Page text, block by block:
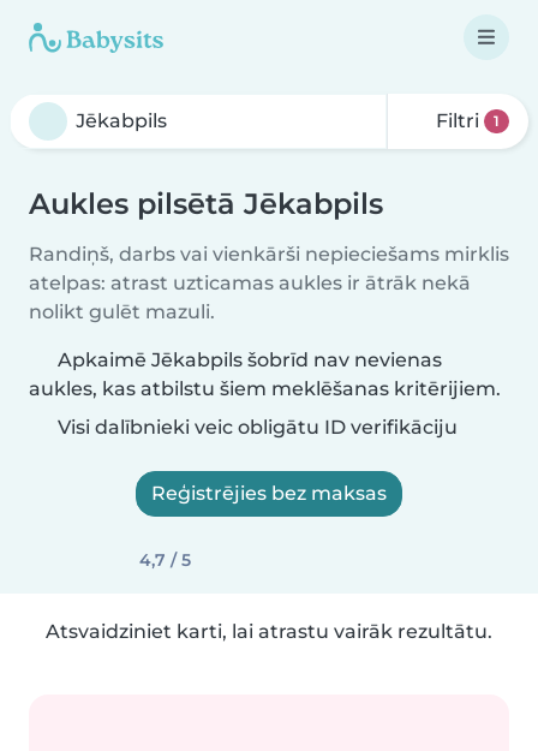
Filtri 1
Aukles pilsētā Jēkabpils
Randiņš, darbs vai vienkārši nepieciešams mirklis
atelpas: atrast uzticamas aukles ir ātrāk nekā
nolikt gulēt mazuli.
Apkaimē Jēkabpils šobrīd nav nevienas
aukles, kas atbilstu šiem meklēšanas kritērijiem.
Visi dalībnieki veic obligātu ID verifikāciju
Reģistrējies bez maksas
4,7 / 5
Atsvaidziniet karti, lai atrastu vairāk rezultātu.